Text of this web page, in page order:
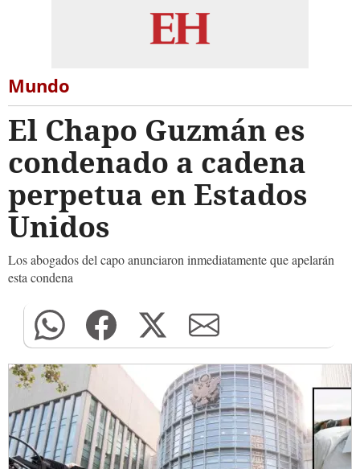
Mundo
El Chapo Guzmán es
condenado a cadena
perpetua en Estados
Unidos
Los abogados del capo anunciaron inmediatamente que apelarán
esta condena